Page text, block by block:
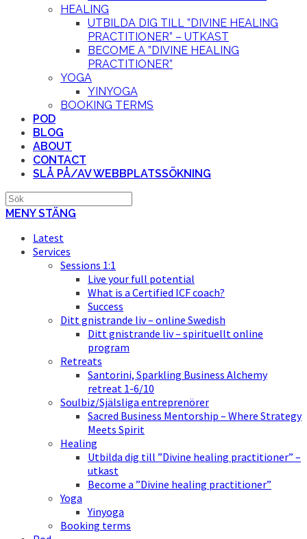
HEALING
UTBILDA DIG TILL ”DIVINE HEALING
PRACTITIONER” – UTKAST
BECOME A ”DIVINE HEALING
PRACTITIONER”
YOGA
YINYOGA
BOOKING TERMS
POD
BLOG
ABOUT
CONTACT
SLÅ PÅ/AV WEBBPLATSSÖKNING
MENY STÄNG
Latest
Services
Sessions 1:1
Live your full potential
What is a Certified ICF coach?
Success
Ditt gnistrande liv – online Swedish
Ditt gnistrande liv – spirituellt online
program
Retreats
Santorini, Sparkling Business Alchemy
retreat 1-6/10
Soulbiz/Själsliga entreprenörer
Sacred Business Mentorship – Where Strategy
Meets Spirit
Healing
Utbilda dig till ”Divine healing practitioner” –
utkast
Become a ”Divine healing practitioner”
Yoga
Yinyoga
Booking terms